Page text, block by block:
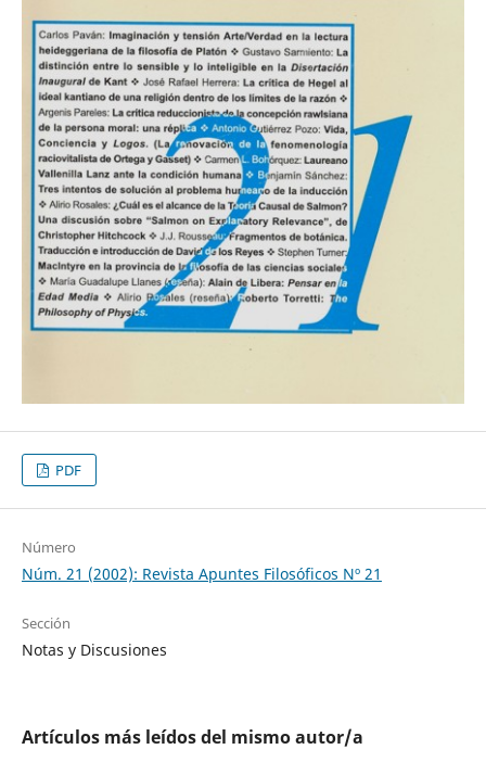
PDF
Número
Núm. 21 (2002): Revista Apuntes Filosóficos Nº 21
Sección
Notas y Discusiones
Artículos más leídos del mismo autor/a